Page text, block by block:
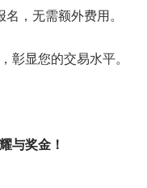
，无需额外费用。
彰显您的交易水平。
与奖金！